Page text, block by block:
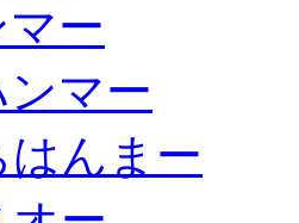
ー
マー
んまー